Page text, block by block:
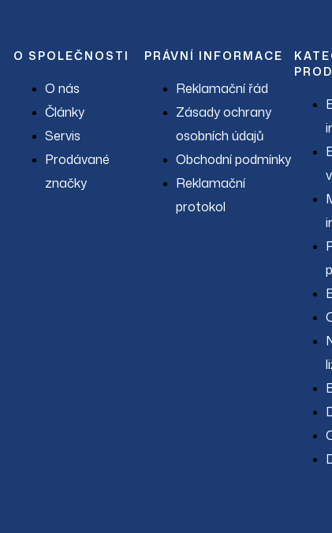
Jak vybrat
Jak vybrat
Jak vybrat
Jak
O SPOLEČNOSTI
O nás
Články
Servis
Prodávané
značky
PRÁVNÍ INFORMACE
Reklamační řád
Zásady ochrany
osobních údajů
Obchodní podmínky
Reklamační
protokol